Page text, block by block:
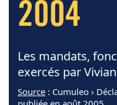
2004
Les mandats,
exercés par
Source : Cumuleo ›